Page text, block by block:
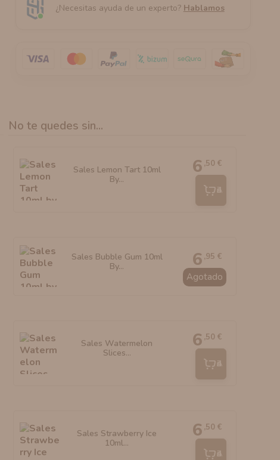
¿Necesitas ayuda de un experto? Hablamos
No te quedes sin...
Sales Lemon Tart 10ml
By...
6 ,50 €
Añadir
Sales Bubble Gum 10ml
By...
6 ,95 €
Agotado
Sales Watermelon
Slices...
6 ,50 €
Añadir
Sales Strawberry Ice
10ml...
6 ,50 €
Añadir